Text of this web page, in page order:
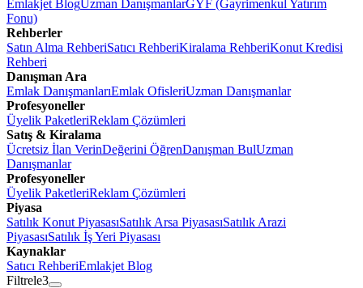
Emlakjet BlogUzman DanışmanlarGYF (Gayrimenkul Yatırım
Fonu)
Rehberler
Satın Alma RehberiSatıcı RehberiKiralama RehberiKonut Kredisi
Rehberi
Danışman Ara
Emlak DanışmanlarıEmlak OfisleriUzman Danışmanlar
Profesyoneller
Üyelik PaketleriReklam Çözümleri
Satış & Kiralama
Ücretsiz İlan VerinDeğerini ÖğrenDanışman BulUzman
Danışmanlar
Profesyoneller
Üyelik PaketleriReklam Çözümleri
Piyasa
Satılık Konut PiyasasıSatılık Arsa PiyasasıSatılık Arazi
PiyasasıSatılık İş Yeri Piyasası
Kaynaklar
Satıcı RehberiEmlakjet Blog
Filtrele3